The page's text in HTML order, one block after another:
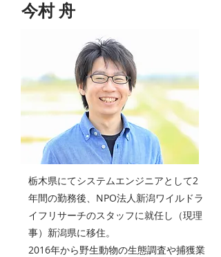
今村 舟
栃木県にてシステムエンジニアとして2
年間の勤務後、NPO法人新潟ワイルドラ
イフリサーチのスタッフに就任し（現理
事）新潟県に移住。
2016年から野生動物の生態調査や捕獲業